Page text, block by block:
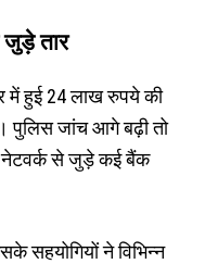
तार
में हुई 24 लाख रुपये की
पुलिस जांच आगे बढ़ी तो
से जुड़े कई बैंक
ने विभिन्न